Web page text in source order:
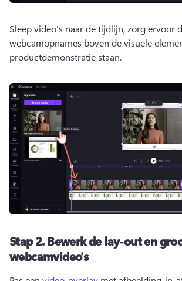
Sleep video's naar de tijdlijn, zorg ervoor
webcamopnames boven de visuele
productdemonstratie staan.
Stap 2.Bewerk de lay-out en
webcamvideo's